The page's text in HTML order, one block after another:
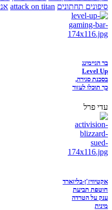
סיפונים תחתונים attack on titan
בר הגיימינג
Level Up
בסכנת סגירה,
כך תוכלו לעזור
עדי פרל
אקטיוויז'ן-בליזארד
חוטפת תביעת
ענק על הטרדה
מינית